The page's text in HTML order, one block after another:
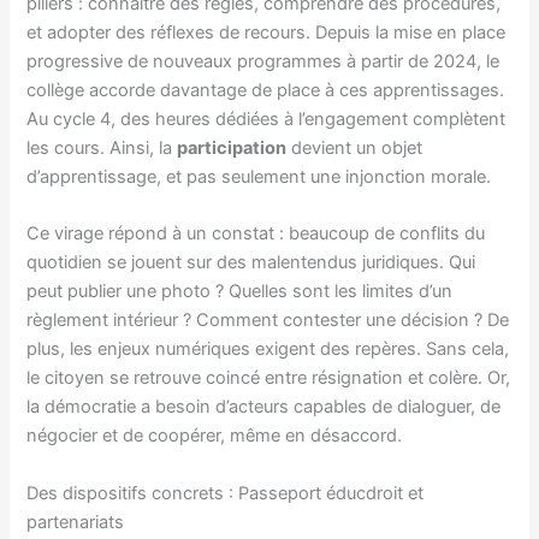
et adopter des réflexes de recours. Depuis la mise en place
progressive de nouveaux programmes à partir de 2024, le
collège accorde davantage de place à ces apprentissages.
Au cycle 4, des heures dédiées à l’engagement complètent
les cours. Ainsi, la participation devient un objet
d’apprentissage, et pas seulement une injonction morale.
Ce virage répond à un constat : beaucoup de conflits du
quotidien se jouent sur des malentendus juridiques. Qui
peut publier une photo ? Quelles sont les limites d’un
règlement intérieur ? Comment contester une décision ? De
plus, les enjeux numériques exigent des repères. Sans cela,
le citoyen se retrouve coincé entre résignation et colère. Or,
la démocratie a besoin d’acteurs capables de dialoguer, de
négocier et de coopérer, même en désaccord.
Des dispositifs concrets : Passeport éducdroit et
partenariats